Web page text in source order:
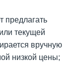
предлагать
текущей
вручную
низкой цены;